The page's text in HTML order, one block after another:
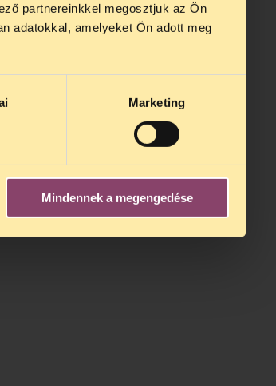
partnereinkkel megosztjuk az Ön
adatokkal, amelyeket Ön adott meg
Marketing
Mindennek a megengedése
július 27 és
augusztus 25-én